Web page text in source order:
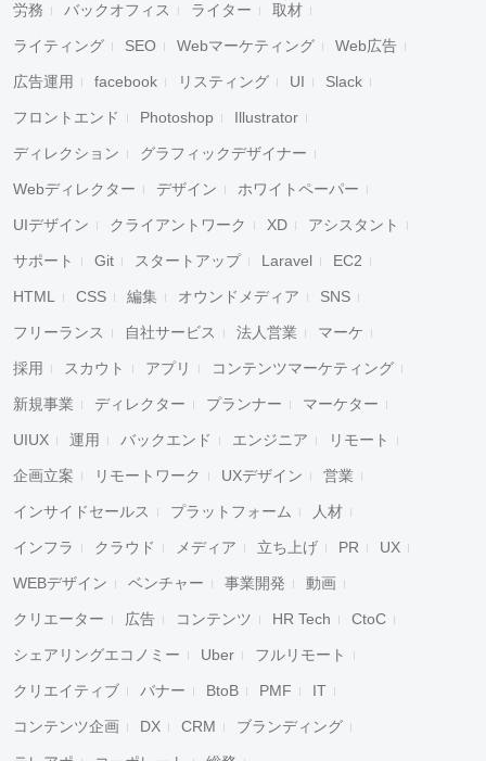
労務 バックオフィス ライター 取材
ライティング SEO Webマーケティング Web広告
広告運用 facebook リスティング UI Slack
フロントエンド Photoshop Illustrator
ディレクション グラフィックデザイナー
Webディレクター デザイン ホワイトペーパー
UIデザイン クライアントワーク XD アシスタント
サポート Git スタートアップ Laravel EC2
HTML CSS 編集 オウンドメディア SNS
フリーランス 自社サービス 法人営業 マーケ
採用 スカウト アプリ コンテンツマーケティング
新規事業 ディレクター プランナー マーケター
UIUX 運用 バックエンド エンジニア リモート
企画立案 リモートワーク UXデザイン 営業
インサイドセールス プラットフォーム 人材
インフラ クラウド メディア 立ち上げ PR UX
WEBデザイン ベンチャー 事業開発 動画
クリエーター 広告 コンテンツ HR Tech CtoC
シェアリングエコノミー Uber フルリモート
クリエイティブ バナー BtoB PMF IT
コンテンツ企画 DX CRM ブランディング